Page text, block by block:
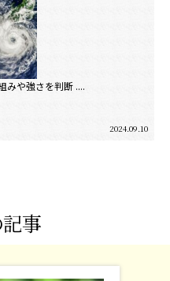
や強さを判断 ....
2024.09.10
事